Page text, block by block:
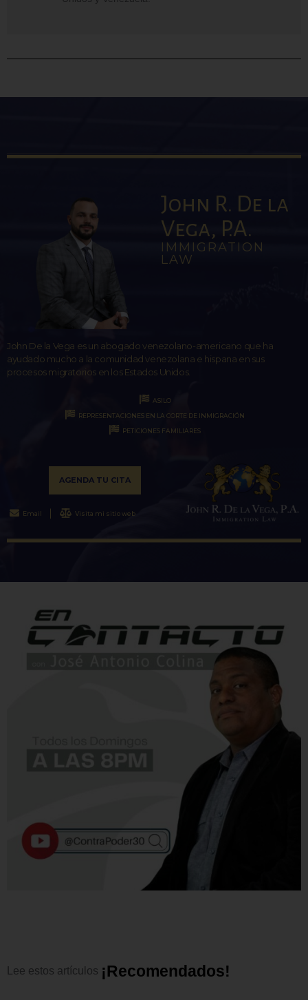
John R. De la
Vega, P.A.
IMMIGRATION
LAW
John De la Vega es un abogado venezolano-americano que ha
ayudado mucho a la comunidad venezolana e hispana en sus
procesos migratorios en los Estados Unidos.
ASILO
REPRESENTACIONES EN LA CORTE DE INMIGRACIÓN
PETICIONES FAMILIARES
AGENDA TU CITA
Email Visita mi sitio web
Lee estos artículos ¡Recomendados!